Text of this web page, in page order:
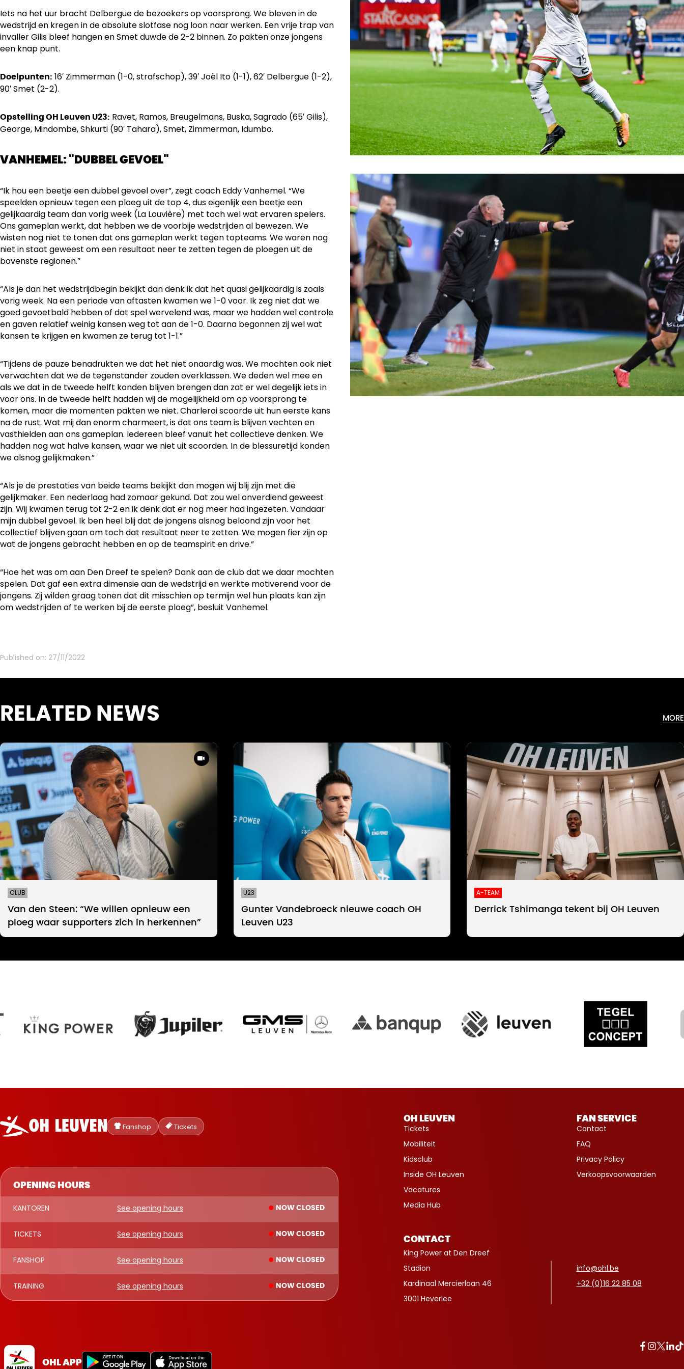
Iets na het uur bracht Delbergue de bezoekers op voorsprong. We bleven in de
wedstrijd en kregen in de absolute slotfase nog loon naar werken. Een vrije trap van
invaller Gilis bleef hangen en Smet duwde de 2-2 binnen. Zo pakten onze jongens
een knap punt.
Doelpunten: 16′ Zimmerman (1-0, strafschop), 39′ Joël Ito (1-1), 62′ Delbergue (1-2),
90′ Smet (2-2).
Opstelling OH Leuven U23: Ravet, Ramos, Breugelmans, Buska, Sagrado (65′ Gilis),
George, Mindombe, Shkurti (90′ Tahara), Smet, Zimmerman, Idumbo.
VANHEMEL: "DUBBEL GEVOEL"
“Ik hou een beetje een dubbel gevoel over”, zegt coach Eddy Vanhemel. “We
speelden opnieuw tegen een ploeg uit de top 4, dus eigenlijk een beetje een
gelijkaardig team dan vorig week (La Louvière) met toch wel wat ervaren spelers.
Ons gameplan werkt, dat hebben we de voorbije wedstrijden al bewezen. We
wisten nog niet te tonen dat ons gameplan werkt tegen topteams. We waren nog
niet in staat geweest om een resultaat neer te zetten tegen de ploegen uit de
bovenste regionen.”
“Als je dan het wedstrijdbegin bekijkt dan denk ik dat het quasi gelijkaardig is zoals
vorig week. Na een periode van aftasten kwamen we 1-0 voor. Ik zeg niet dat we
goed gevoetbald hebben of dat spel wervelend was, maar we hadden wel controle
en gaven relatief weinig kansen weg tot aan de 1-0. Daarna begonnen zij wel wat
kansen te krijgen en kwamen ze terug tot 1-1.”
“Tijdens de pauze benadrukten we dat het niet onaardig was. We mochten ook niet
verwachten dat we de tegenstander zouden overklassen. We deden wel mee en
als we dat in de tweede helft konden blijven brengen dan zat er wel degelijk iets in
voor ons. In de tweede helft hadden wij de mogelijkheid om op voorsprong te
komen, maar die momenten pakten we niet. Charleroi scoorde uit hun eerste kans
na de rust. Wat mij dan enorm charmeert, is dat ons team is blijven vechten en
vasthielden aan ons gameplan. Iedereen bleef vanuit het collectieve denken. We
hadden nog wat halve kansen, waar we niet uit scoorden. In de blessuretijd konden
we alsnog gelijkmaken.”
“Als je de prestaties van beide teams bekijkt dan mogen wij blij zijn met die
gelijkmaker. Een nederlaag had zomaar gekund. Dat zou wel onverdiend geweest
zijn. Wij kwamen terug tot 2-2 en ik denk dat er nog meer had ingezeten. Vandaar
mijn dubbel gevoel. Ik ben heel blij dat de jongens alsnog beloond zijn voor het
collectief blijven gaan om toch dat resultaat neer te zetten. We mogen fier zijn op
wat de jongens gebracht hebben en op de teamspirit en drive.”
“Hoe het was om aan Den Dreef te spelen? Dank aan de club dat we daar mochten
spelen. Dat gaf een extra dimensie aan de wedstrijd en werkte motiverend voor de
jongens. Zij wilden graag tonen dat dit misschien op termijn wel hun plaats kan zijn
om wedstrijden af te werken bij de eerste ploeg”, besluit Vanhemel.
Published on: 27/11/2022
RELATED NEWS MORE
CLUB
Van den Steen: “We willen opnieuw een
ploeg waar supporters zich in herkennen”
U23
Gunter Vandebroeck nieuwe coach OH
Leuven U23
A-TEAM
Derrick Tshimanga tekent bij OH Leuven
Oud-
Heverlee
Leuven
Fanshop Tickets
OPENING HOURS
KANTOREN See opening hours NOW CLOSED
TICKETS See opening hours NOW CLOSED
FANSHOP See opening hours NOW CLOSED
TRAINING See opening hours NOW CLOSED
OH LEUVEN
Tickets
Mobiliteit
Kidsclub
Inside OH Leuven
Vacatures
Media Hub
FAN SERVICE
Contact
FAQ
Privacy Policy
Verkoopsvoorwaarden
CONTACT
King Power at Den Dreef
Stadion
Kardinaal Mercierlaan 46
3001 Heverlee
info@ohl.be
+32 (0)16 22 85 08
OHL APP